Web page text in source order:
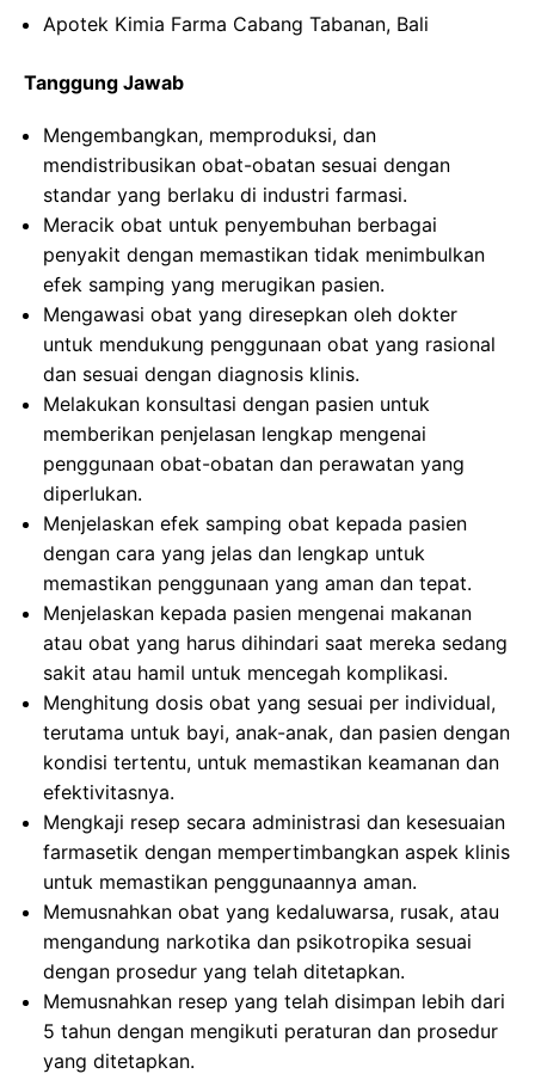
Apotek Kimia Farma Cabang Tabanan, Bali
Tanggung Jawab
Mengembangkan, memproduksi, dan
mendistribusikan obat-obatan sesuai dengan
standar yang berlaku di industri farmasi.
Meracik obat untuk penyembuhan berbagai
penyakit dengan memastikan tidak menimbulkan
efek samping yang merugikan pasien.
Mengawasi obat yang diresepkan oleh dokter
untuk mendukung penggunaan obat yang rasional
dan sesuai dengan diagnosis klinis.
Melakukan konsultasi dengan pasien untuk
memberikan penjelasan lengkap mengenai
penggunaan obat-obatan dan perawatan yang
diperlukan.
Menjelaskan efek samping obat kepada pasien
dengan cara yang jelas dan lengkap untuk
memastikan penggunaan yang aman dan tepat.
Menjelaskan kepada pasien mengenai makanan
atau obat yang harus dihindari saat mereka sedang
sakit atau hamil untuk mencegah komplikasi.
Menghitung dosis obat yang sesuai per individual,
terutama untuk bayi, anak-anak, dan pasien dengan
kondisi tertentu, untuk memastikan keamanan dan
efektivitasnya.
Mengkaji resep secara administrasi dan kesesuaian
farmasetik dengan mempertimbangkan aspek klinis
untuk memastikan penggunaannya aman.
Memusnahkan obat yang kedaluwarsa, rusak, atau
mengandung narkotika dan psikotropika sesuai
dengan prosedur yang telah ditetapkan.
Memusnahkan resep yang telah disimpan lebih dari
5 tahun dengan mengikuti peraturan dan prosedur
yang ditetapkan.